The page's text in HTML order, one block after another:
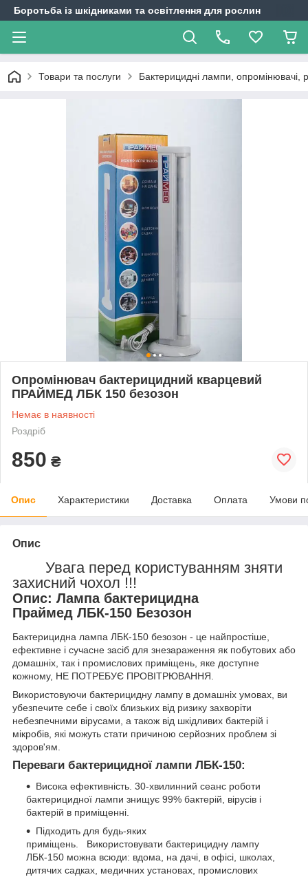
Боротьба із шкідниками та освітлення для рослин
Товари та послуги Бактерицидні лампи, опромінювачі,
Опромінювач бактерицидний кварцевий
ПРАЙМЕД ЛБК 150 безозон
Немає в наявності
Роздріб
850 ₴
Опис Характеристики Доставка Оплата Умови
Опис
Увага перед користуванням зняти
захисний чохол !!!
Опис: Лампа бактерицидна
Праймед ЛБК-150 Безозон
Бактерицидна лампа ЛБК-150 безозон - це найпростіше,
ефективне і сучасне засіб для знезараження як побутових або
домашніх, так і промислових приміщень, яке доступне
кожному, НЕ ПОТРЕБУЄ ПРОВІТРЮВАННЯ.
Використовуючи бактерицидну лампу в домашніх умовах, ви
убезпечите себе і своїх близьких від ризику захворіти
небезпечними вірусами, а також від шкідливих бактерій і
мікробів, які можуть стати причиною серйозних проблем зі
здоров'ям.
Переваги бактерицидної лампи ЛБК-150:
Висока ефективність. 30-хвилинний сеанс роботи
бактерицидної лампи знищує 99% бактерій, вірусів і
бактерій в приміщенні.
Підходить для будь-яких
приміщень.
Використовувати бактерицидну лампу
ЛБК-150 можна всюди: вдома, на дачі, в офісі, школах,
дитячих садках, медичних установах, промислових